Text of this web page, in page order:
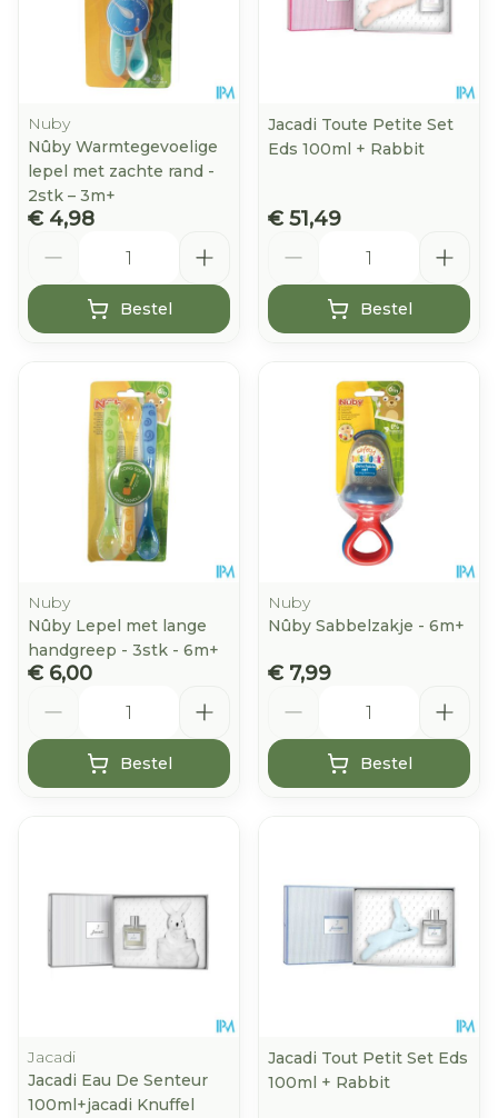
Nuby
Nûby Warmtegevoelige
lepel met zachte rand -
2stk – 3m+
€ 4,98
Bestel
Jacadi Toute Petite Set
Eds 100ml + Rabbit
€ 51,49
Bestel
Nuby
Nûby Lepel met lange
handgreep - 3stk - 6m+
€ 6,00
Bestel
Nuby
Nûby Sabbelzakje - 6m+
€ 7,99
Bestel
Jacadi
Jacadi Eau De Senteur
100ml+jacadi Knuffel
Jacadi Tout Petit Set Eds
100ml + Rabbit